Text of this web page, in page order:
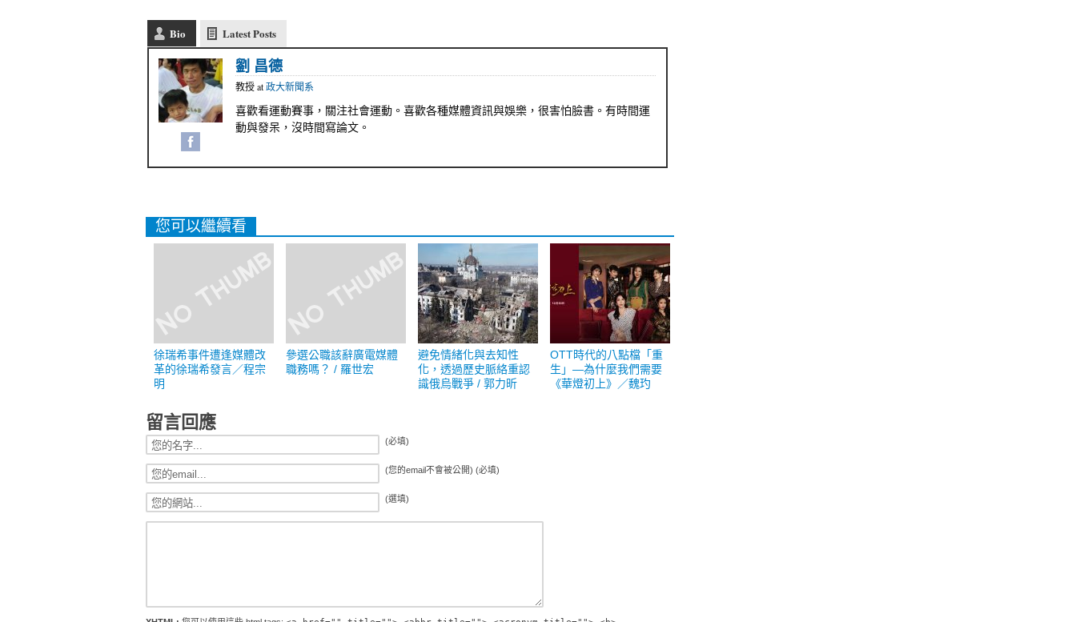
Bio Latest Posts
劉 昌德
教授at政大新聞系
喜歡看運動賽事，關注社會運動。喜歡各種媒體資訊與娛樂，很害怕臉書。有時間運
動與發呆，沒時間寫論文。
您可以繼續看
徐瑞希事件遭逢媒體改
革的徐瑞希發言／程宗
明
參選公職該辭廣電媒體
職務嗎？ / 羅世宏
避免情緒化與去知性
化，透過歷史脈絡重認
識俄烏戰爭 / 郭力昕
OTT時代的八點檔「重
生」—為什麼我們需要
《華燈初上》／魏玓
留言回應
(必填)
(您的email不會被公開) (必填)
(選填)